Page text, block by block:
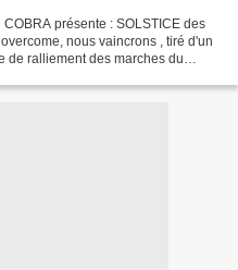
présente : SOLSTICE des
nous vaincrons , tiré d'un
de ralliement des marches du